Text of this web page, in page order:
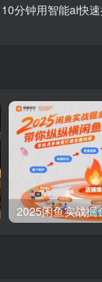
10分钟用智能ai快